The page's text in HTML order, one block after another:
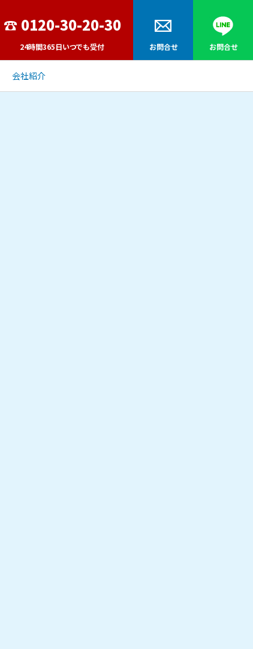
24時間365日いつでも受付 お問合せ お問合せ
会社紹介